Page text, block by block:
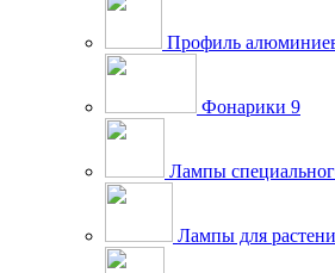
Профиль
Фонарики 9
Лампы
Лампы для